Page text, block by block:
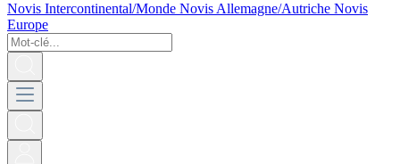
Novis Intercontinental/Monde Novis Allemagne/Autriche Novis
Europe